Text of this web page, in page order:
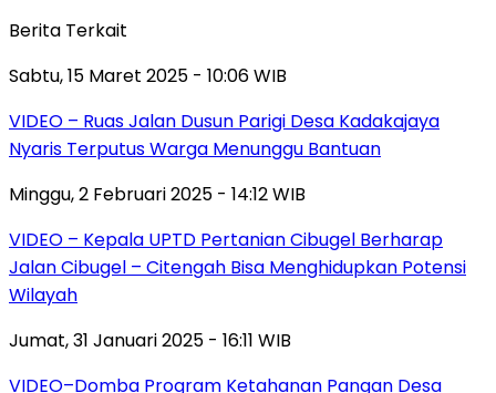
Berita Terkait
Sabtu, 15 Maret 2025 - 10:06 WIB
VIDEO – Ruas Jalan Dusun Parigi Desa Kadakajaya
Nyaris Terputus Warga Menunggu Bantuan
Minggu, 2 Februari 2025 - 14:12 WIB
VIDEO – Kepala UPTD Pertanian Cibugel Berharap
Jalan Cibugel – Citengah Bisa Menghidupkan Potensi
Wilayah
Jumat, 31 Januari 2025 - 16:11 WIB
VIDEO–Domba Program Ketahanan Pangan Desa